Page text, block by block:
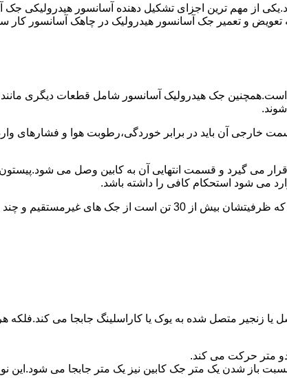
از مهم ترین اجزای تشکیل دهنده آسانسور
تعویض و تعمیر جک آسانسور هیدرولیک در چاهک آسانسور کار
جک هیدرولیک آسانسور شامل قطعات دیگری مانند
خارجی آن باید در برابر خوردگی،رطوبت هوا و فشارهای
قرار می گیرد و قسمت انتهایی آن به کابین وصل می
می شود استحکام کافی را داشته باشد.
برای آسانسورهایی که ظرفیتشان 30 تن است از جک مستقیم و برای
یا زنجیر متصل شده به یوک یا کاراسلینگ جابجا می
دو متر حرکت می کند.
باز شدن یک متر جک کابین نیز یک متر جابجا می